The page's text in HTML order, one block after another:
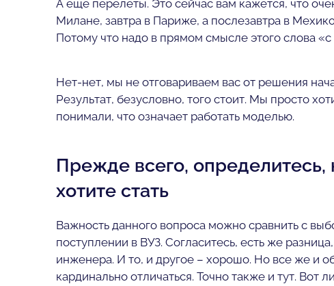
А еще перелеты. Это сейчас вам кажется, что
Милане, завтра в Париже, а послезавтра в
Потому что надо в прямом смысле этого слова «с
Нет-нет, мы не отговариваем вас от решения
Результат, безусловно, того стоит. Мы просто
понимали, что означает работать моделью.
Прежде всего,
хотите стать
Важность данного вопроса можно сравнить с
поступлении в ВУЗ. Согласитесь, есть же
инженера. И то, и другое – хорошо. Но все же и
кардинально отличаться. Точно также и тут. Вот